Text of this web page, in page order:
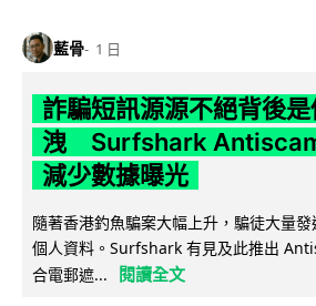
藍骨 1 日
詐騙短訊源源不絕背後
洩 Surfshark
減少數據曝光
隨著香港釣魚騙案大幅上升，騙徒大量
個人資料。Surfshark 有見及此推出
合電郵遮...
閱讀全文